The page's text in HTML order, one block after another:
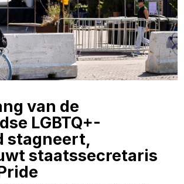
van de
LGBTQ+-
stagneert,
staatssecretaris